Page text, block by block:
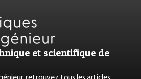
et scientifique de